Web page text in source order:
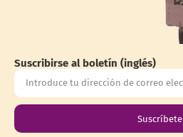
Suscribirse al boletín (inglés)
Suscríbete